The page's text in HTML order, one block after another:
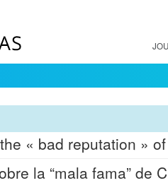
« bad reputation »
la “mala fama” de